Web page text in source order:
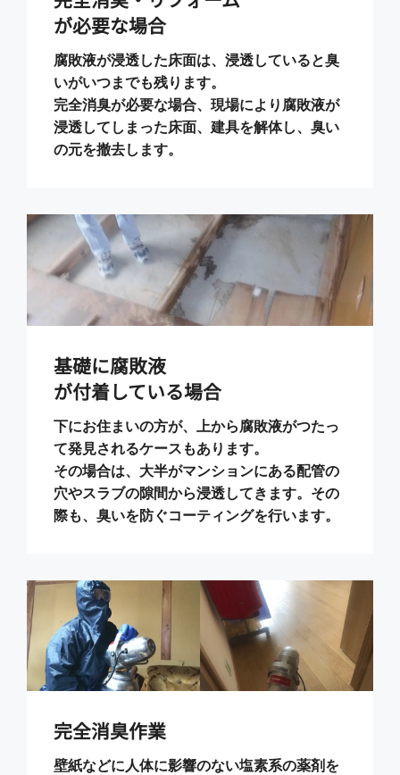
が必要な場合
腐敗液が浸透した床面は、浸透していると臭
いがいつまでも残ります。
完全消臭が必要な場合、現場により腐敗液が
浸透してしまった床面、建具を解体し、臭い
の元を撤去します。
基礎に腐敗液
が付着している場合
下にお住まいの方が、上から腐敗液がつたっ
て発見されるケースもあります。
その場合は、大半がマンションにある配管の
穴やスラブの隙間から浸透してきます。その
際も、臭いを防ぐコーティングを行います。
完全消臭作業
壁紙などに人体に影響のない塩素系の薬剤を